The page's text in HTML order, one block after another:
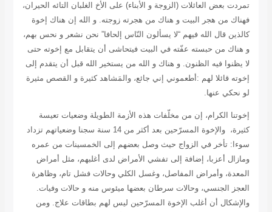
تمردت بعض العائلات (الزوجة و الأبناء) على الأخ الغلبان التائه الحيران،
فهناك من هجر البيت و هناك من هجرته زوجته. و الله إن هناك إخوة
كالذين قال الله فيهم “لا يسألون النّاس إلحافا” نحن نشعر و نحس بهم،
و هناك من حبسته عفّته في البيت فيتحاشى أن يتقابل مع إخوته حتى
لا يظنوا فيه الظنون. و هناك و الله من يستخير الله قبل أن يتقدم إلى
إخوته قائلا لهم :أطعموني إني جائع، والمَشاهد كثيرة و القصص مثيرة
لو نحكي عنها.
إخوتنا الكرام، إن من مخلّفات هذه الأزمة الطويلة وضعيات تعيسة
كثيرة، والإخوة المسرّحين بعد أكثر من 14 سنة سجنا وضعياتهم تزداد
سوءا: تأخر في الزواج حيث وصل بعضهم إلى الخمسينات من عمره
ومازال أعزبا، إضافة إلى تفشي الأمراض لدى أغلبهم، مثل أمراض
المعدة، وأمراض المفاصل، وغسل الكلي وحالات فشل تام، وظاهرة
العجز الجنسي، وحالات سرطان بعضها ميئوس منه و حالات وفيات.
والإشكال أن أغلب الإخوة المسرّحين ليس لهم بطاقات علاج. ومن